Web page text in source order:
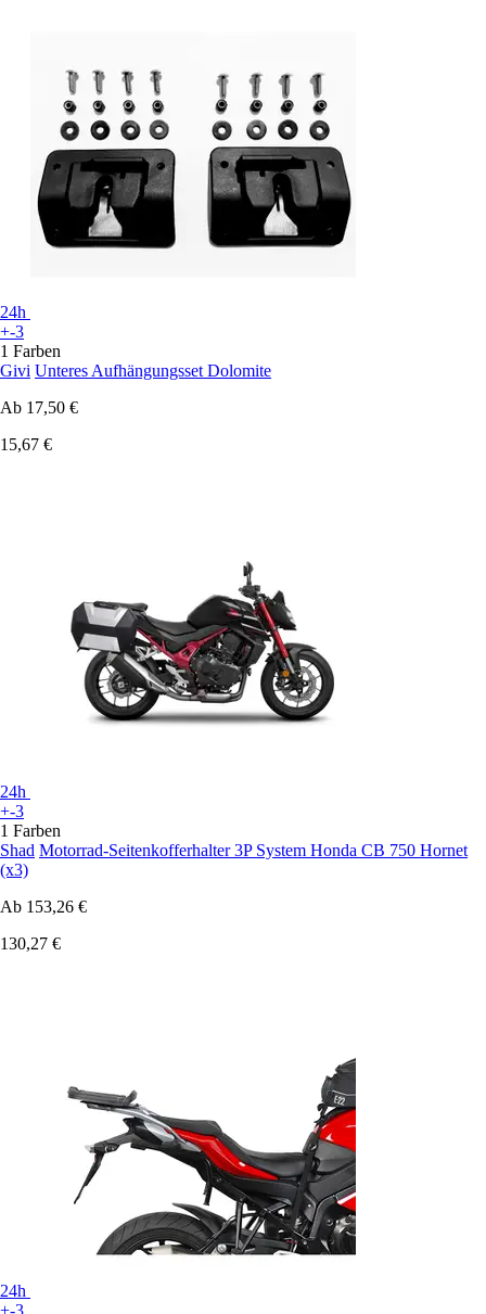
24h
+-3
1 Farben
Givi Unteres Aufhängungsset Dolomite
Ab 17,50 €
15,67 €
24h
+-3
1 Farben
Shad Motorrad-Seitenkofferhalter 3P System Honda CB 750 Hornet
(x3)
Ab 153,26 €
130,27 €
24h
+-3